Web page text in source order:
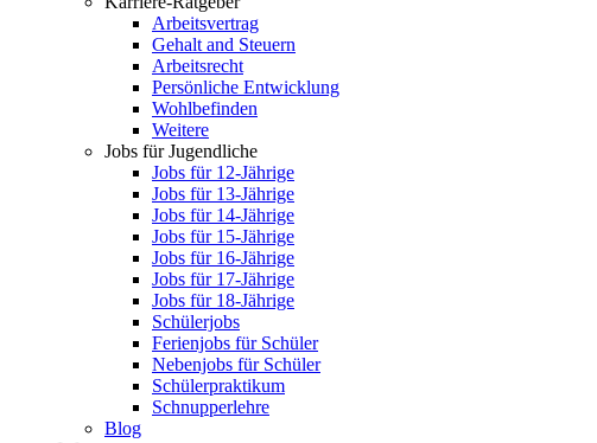
Arbeitsvertrag
Gehalt and Steuern
Arbeitsrecht
Persönliche Entwicklung
Wohlbefinden
Weitere
Jobs für Jugendliche
Jobs für 12-Jährige
Jobs für 13-Jährige
Jobs für 14-Jährige
Jobs für 15-Jährige
Jobs für 16-Jährige
Jobs für 17-Jährige
Jobs für 18-Jährige
Schülerjobs
Ferienjobs für Schüler
Nebenjobs für Schüler
Schülerpraktikum
Schnupperlehre
Blog